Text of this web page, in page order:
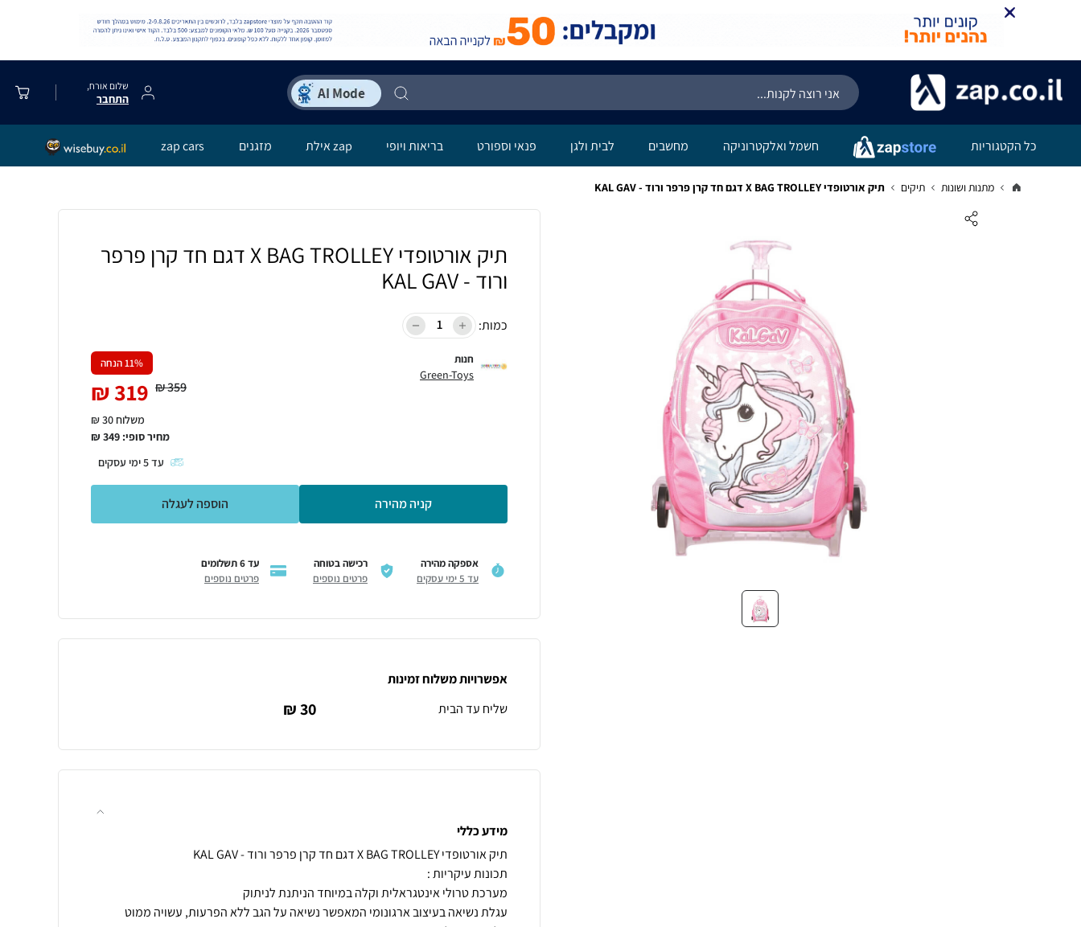
שלום אורח,
התחבר
כל הקטגוריות חשמל ואלקטרוניקה מחשבים לבית ולגן פנאי וספורט בריאות ויופי zap אילת מזגנים zap cars
מתנות ושונות תיקים תיק אורטופדי X BAG TROLLEY דגם חד קרן פרפר ורוד - KAL GAV
תיק אורטופדי X BAG TROLLEY דגם חד קרן פרפר
ורוד - KAL GAV
כמות:
חנות
Green-Toys
11% הנחה
359
₪
319
₪
משלוח 30 ₪
מחיר סופי: 349
₪
עד5ימי עסקים
קניה מהירה הוספה לעגלה
אספקה מהירה
עד 5 ימי עסקים
רכישה בטוחה
פרטים נוספים
עד 6 תשלומים
פרטים נוספים
אפשרויות משלוח זמינות
שליח עד הבית
30 ₪
מידע כללי
עגלת נשיאה בעיצוב ארגונומי המאפשר נשיאה על הגב ללא הפרעות, עשויה ממוט